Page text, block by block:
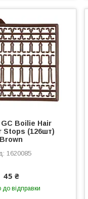
Boilie Hair
Stops (126шт)
Brown
1620085
45 ₴
до відправки